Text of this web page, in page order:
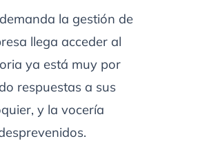
la gestión de
llega acceder al
ya está muy por
respuestas a sus
y la vocería